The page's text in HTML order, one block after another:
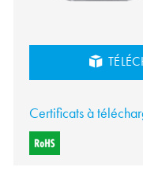
Certificats à